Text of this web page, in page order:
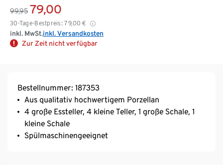
99,95 79,00
30-Tage-Bestpreis: 79,00 €
inkl. MwSt.inkl. Versandkosten
Zur Zeit nicht verfügbar
Bestellnummer: 187353
Aus qualitativ hochwertigem Porzellan
4 große Essteller, 4 kleine Teller, 1 große Schale, 1
kleine Schale
Spülmaschinengeeignet